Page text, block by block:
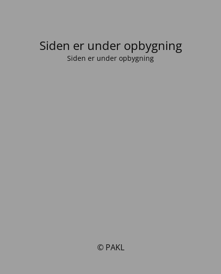
Siden er under opbygning
Siden er under opbygning
© PAKL